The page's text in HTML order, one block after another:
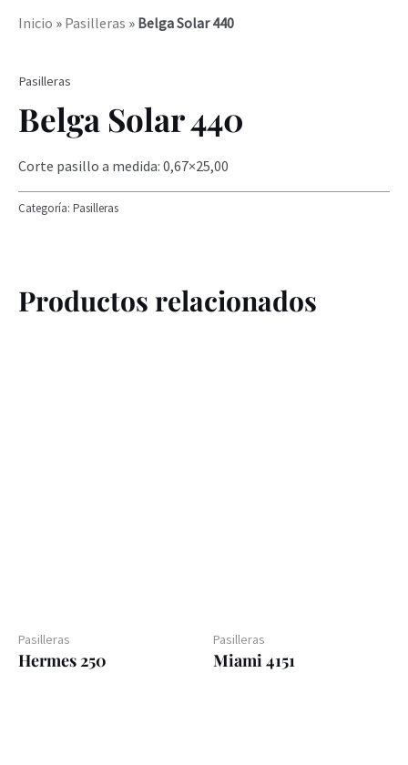
Inicio » Pasilleras » Belga Solar 440
Pasilleras
Belga Solar 440
Corte pasillo a medida: 0,67×25,00
Categoría: Pasilleras
Productos relacionados
Pasilleras
Hermes 250
Pasilleras
Miami 4151